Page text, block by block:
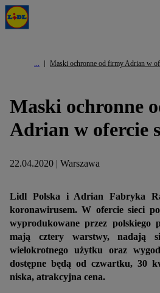
Maski ochronne od firmy Adrian w
Maski ochronne
Adrian w ofercie
22.04.2020 | Warszawa
Lidl Polska i Adrian Fabryka
koronawirusem. W ofercie sieci
wyprodukowane przez polskiego
mają cztery warstwy, nadają
wielokrotnego użytku oraz
dostępne będą od czwartku, 30
niska, atrakcyjna cena.